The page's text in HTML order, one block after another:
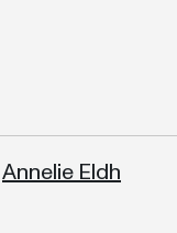
Annelie Eldh